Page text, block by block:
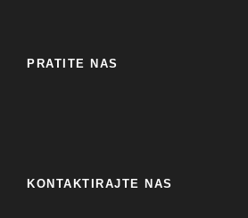
PRATITE NAS
KONTAKTIRAJTE NAS